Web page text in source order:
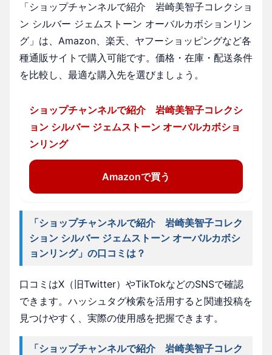
「ショップチャンネルで紹介 岩崎美智子コレクショ
ン シルバー ジェムストーン オーバルカボションリン
グ」は、Amazon、楽天、ヤフーショッピングなど各
種通販サイトで購入可能です。価格・在庫・配送条件
を比較し、最適な購入先を選びましょう。
ショップチャンネルで紹介 岩崎美智子コレクシ
ョン シルバー ジェムストーン オーバルカボショ
ンリング
Amazonで買う
「ショップチャンネルで紹介 岩崎美智子コレク
ション シルバー ジェムストーン オーバルカボシ
ョンリング」の口コミは？
口コミはX（旧Twitter）やTikTokなどのSNSで確認
できます。ハッシュタグ検索を活用すると関連投稿を
見つけやすく、実際の使用感を把握できます。
「ショップチャンネルで紹介 岩崎美智子コレク